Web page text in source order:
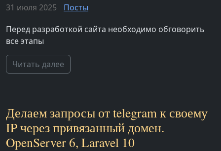
31 июля 2025
Посты
Перед разработкой сайта необходимо обговорить
все этапы
Читать далее
Делаем запросы от telegram к своему
IP через привязанный домен.
OpenServer 6, Laravel 10